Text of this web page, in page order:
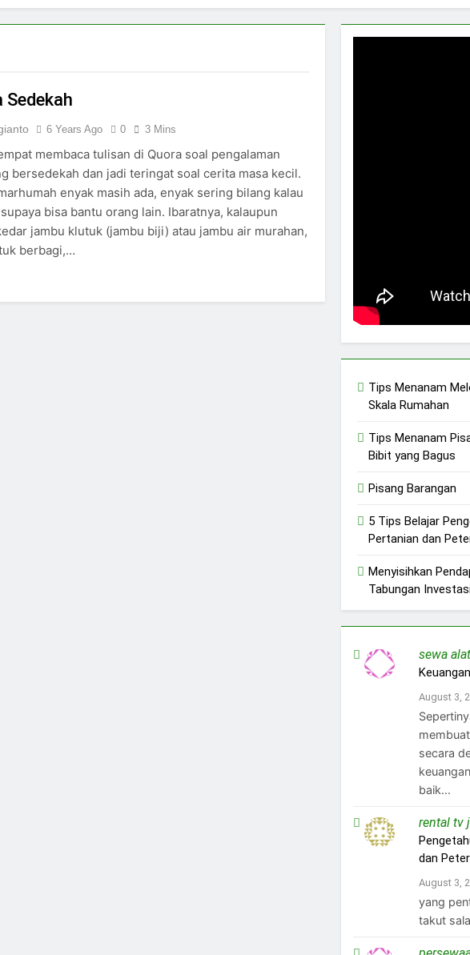
6 Years Ago 0 3 Mins
membaca tulisan di Quora soal pengalaman
bersedekah dan jadi teringat soal cerita masa kecil.
enyak masih ada, enyak sering bilang kalau
bisa bantu orang lain. Ibaratnya, kalaupun
jambu klutuk (jambu biji) atau jambu air murahan,
berbagi,…
Tips Menanam
Skala Rumahan
Tips Menanam
Bibit yang Bagus
Pisang Barangan
5 Tips Belajar
Pertanian dan
Menyisihkan
Tabungan
sewa
August 3,
secara
baik...
rental tv
dan
August 3,
yang
takut